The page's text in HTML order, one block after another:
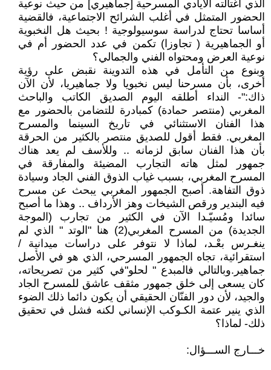
الذي اغتالته الأيادي المسرحية [جماهيري] من حيث نوعية
الحضور المتمثل في أغلب الشرائح الاجتماعية، فالقضية
أساسا تحتاج لدراسة سوسيولوجية ! بحيث هل النخبوية
أو الجماهيرية ( تجاوزا) تكمن في عدد الحضور أم في
نوعية العرض ومحتواه الفني والجمالي؟
وبنوع من التأمل في هذه التدوينة نقبض على رؤية
أخرى، بأن مسرحنا ليس نخبويا ولا جماهيريا، لأن الآن
ذاك:"- النداء أطلقه اليوم الصديق الكاتب والباحث
المغربي (منتصر حمادة) كمبادرة للتضامن بالحضور مع
هذا الفنان الاستثنائي في تاريخ السينما والمسرح
المغربي. فقط أقول للصديق منتصر بالكثير من الحرقة
بأن هذا الفنان سابق لزمانه .. وللأسف لم يعد هناك
جمهور لمثل هاته التجارب المضيئة والمفارقة في
المسرح المغربي، بسبب غياب الذوق الفني الجاد وسيادة
ذوق التفاهة. أصبح الجمهور المغربي يبحث عن مسرح
فيه البندير ورقص الشيخات وهز الأرداف .. وهذا ما أصبح
سائدا ومُسيّـدا الآن في الكثير من تجارب (الموجة
الجديدة) من المسرح المغربي(2) هنا "الوتد " الذي لم
ينغـرس بعْـد، لماذا لا نتوفر على دراسات ميدانية /
استقرائية، تجاه الجمهور المسرحي، الذي هو في الأصل
جماهير.وبالتالي فالمبدع " لحلو"في كثير من تصريحاته،
كان يسعى إلى خلق جمهور مثقف عاشق للمسرح الجاد
والجيد، لأن دور الفنّان الحقيقي أن يكون دائما ذلك الضوء
الذي ينير عتمة الكـوكب الإنساني لكنه فشل في تحقيق
ذلك- لماذا؟
خـــارج الســـؤال: